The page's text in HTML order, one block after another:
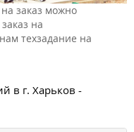
заказ можно
на
техзадание на
в г. Харьков -